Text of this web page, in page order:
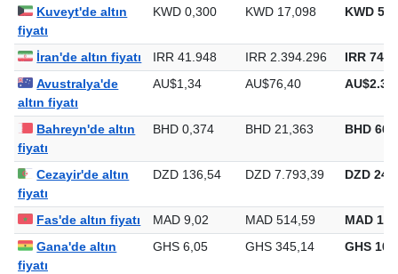
Kuveyt'de altın
fiyatı
KWD 0,300 KWD 17,098 KWD
İran'de altın fiyatı IRR 41.948 IRR 2.394.296
IRR
Avustralya'de
altın fiyatı
AU$1,34 AU$76,40
Bahreyn'de altın
fiyatı
BHD 0,374 BHD 21,363 BHD
Cezayir'de altın
fiyatı
DZD 136,54 DZD 7.793,39 DZD
Fas'de altın fiyatı MAD 9,02 MAD 514,59
MAD
Gana'de altın
fiyatı
GHS 6,05 GHS 345,14 GHS